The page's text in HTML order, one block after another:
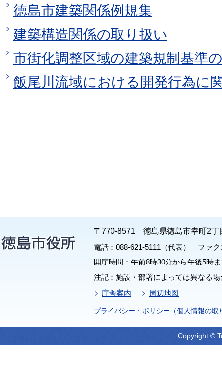
徳島市建築関係例規集
建築構造関係の取り扱い
市街化調整区域の建築規制基準
飯尾川流域における開発行為に
〒770-8571 徳島県徳島市幸町2丁
電話：088-621-5111（代表） ファク
開庁時間：午前8時30分から午後5時
注記：施設・部署によっては異なる
庁舎案内
周辺地図
プライバシー・ポリシー（個人情報の取
Copyright ©